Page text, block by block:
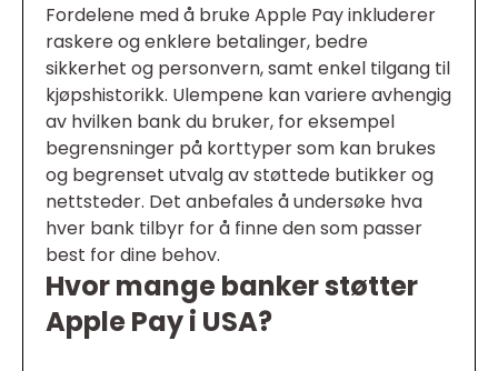
Fordelene med å bruke Apple Pay inkluderer
raskere og enklere betalinger, bedre
sikkerhet og personvern, samt enkel tilgang til
kjøpshistorikk. Ulempene kan variere avhengig
av hvilken bank du bruker, for eksempel
begrensninger på korttyper som kan brukes
og begrenset utvalg av støttede butikker og
nettsteder. Det anbefales å undersøke hva
hver bank tilbyr for å finne den som passer
best for dine behov.
Hvor mange banker støtter
Apple Pay i USA?